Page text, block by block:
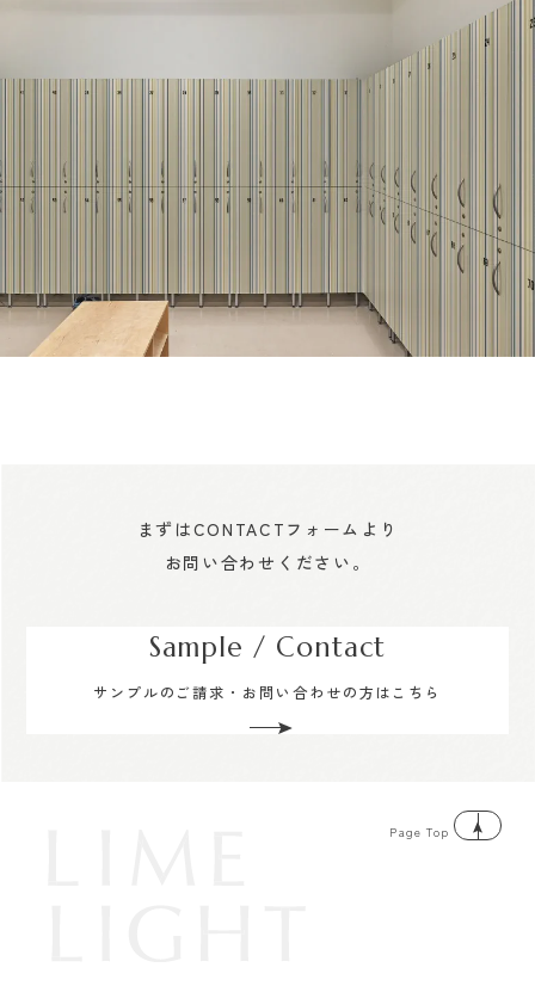
まずはCONTACTフォームより
お問い合わせください。
Sample / Contact
サンプルのご請求・お問い合わせの方はこちら
Page Top